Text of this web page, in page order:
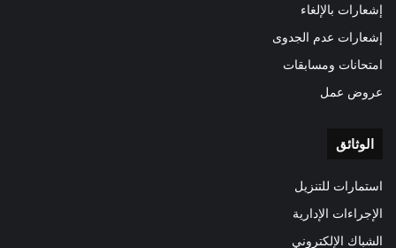
إشعارات بالإلغاء
إشعارات عدم الجدوى
امتحانات ومسابقات
عروض عمل
الوثائق
استمارات للتنزيل
الإجراءات الإدارية
الشباك الإلكتروني